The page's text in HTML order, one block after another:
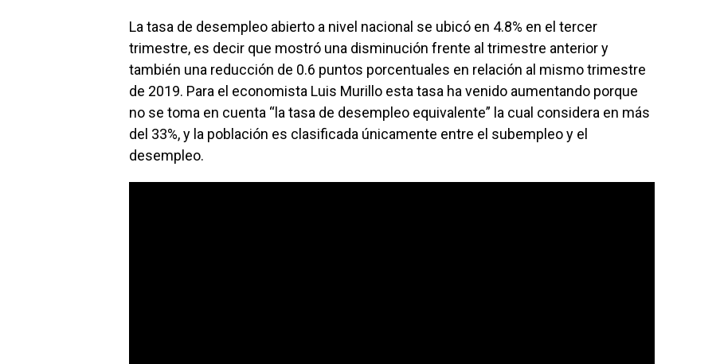
La tasa de desempleo abierto a nivel nacional se ubicó en 4.8% en el tercer
trimestre, es decir que mostró una disminución frente al trimestre anterior y
también una reducción de 0.6 puntos porcentuales en relación al mismo trimestre
de 2019. Para el economista Luis Murillo esta tasa ha venido aumentando porque
no se toma en cuenta “la tasa de desempleo equivalente” la cual considera en más
del 33%, y la población es clasificada únicamente entre el subempleo y el
desempleo.